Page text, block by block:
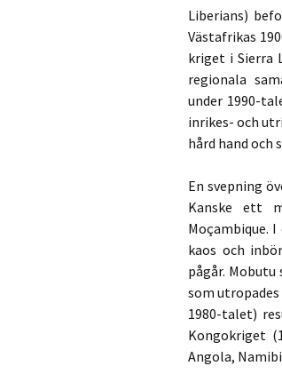
Liberians)
Västafrikas
kriget i Sierra
regionala
under 1990-
inrikes- och
hård hand och
En svepning
Kanske ett
Moçambique.
kaos och
pågår.
som
1980-talet)
Kongokriget
Angola,